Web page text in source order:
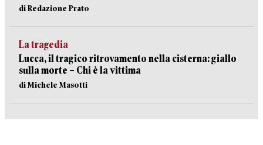
di Redazione Prato
La tragedia
Lucca, il tragico ritrovamento nella cisterna: giallo
sulla morte – Chi è la vittima
di Michele Masotti